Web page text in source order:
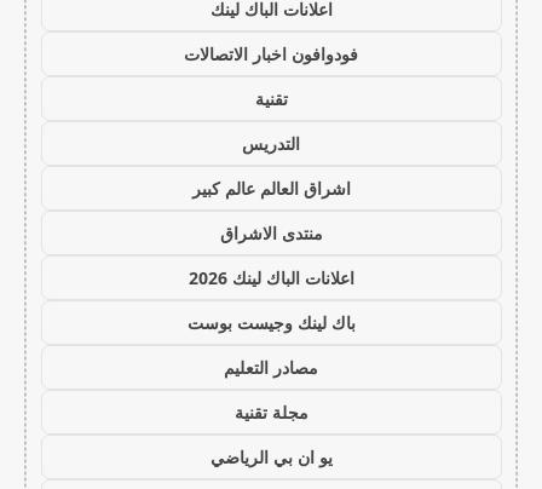
اعلانات الباك لينك
فودوافون اخبار الاتصالات
تقنية
التدريس
اشراق العالم عالم كبير
منتدى الاشراق
اعلانات الباك لينك 2026
باك لينك وجيست بوست
مصادر التعليم
مجلة تقنية
يو ان بي الرياضي